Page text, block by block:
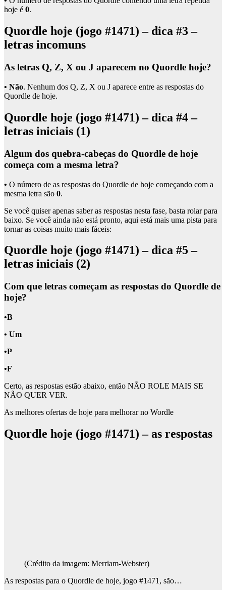
hoje é 0.
Quordle hoje (jogo #1471) – dica #3 –
letras incomuns
As letras Q, Z, X ou J aparecem no Quordle hoje?
• Não. Nenhum dos Q, Z, X ou J aparece entre as respostas do
Quordle de hoje.
Quordle hoje (jogo #1471) – dica #4 –
letras iniciais (1)
Algum dos quebra-cabeças do Quordle de hoje
começa com a mesma letra?
• O número de as respostas do Quordle de hoje começando com a
mesma letra são 0.
Se você quiser apenas saber as respostas nesta fase, basta rolar para
baixo. Se você ainda não está pronto, aqui está mais uma pista para
tornar as coisas muito mais fáceis:
Quordle hoje (jogo #1471) – dica #5 –
letras iniciais (2)
Com que letras começam as respostas do Quordle de
hoje?
•B
• Um
•P
•F
Certo, as respostas estão abaixo, então NÃO ROLE MAIS SE
NÃO QUER VER.
As melhores ofertas de hoje para melhorar no Wordle
Quordle hoje (jogo #1471) – as respostas
(Crédito da imagem: Merriam-Webster)
As respostas para o Quordle de hoje, jogo #1471, são…